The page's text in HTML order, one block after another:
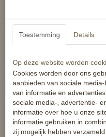
Correct Connect Position
€ 49,99
In winkelwagen
Toestemming Details
Op deze website worden
Cookies worden door ons
aanbieden van sociale
van informatie en
sociale media-, advertentie-
informatie over hoe u onze
informatie gebruiken in
zij mogelijk hebben